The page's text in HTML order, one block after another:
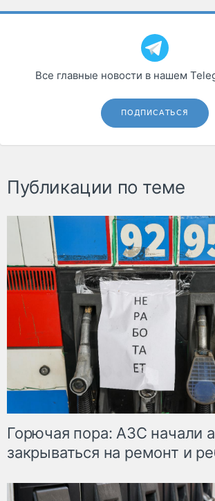
Все главные новости в нашем
ПОДПИСАТЬСЯ
Публикации по теме
Горючая пора: АЗС начали
закрываться на ремонт и